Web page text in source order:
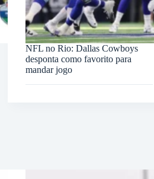
NFL no Rio: Dallas Cowboys
desponta como favorito para
mandar jogo